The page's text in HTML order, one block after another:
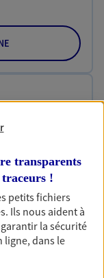
en
la Vie
transparents
traceurs !
petits fichiers
. Ils nous aident à
la sécurité
ligne, dans le